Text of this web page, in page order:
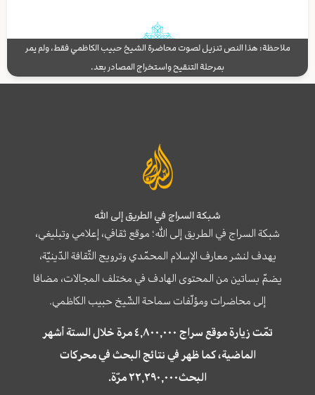
ملاحظة: هذا النص تنزيل لصوت محاضرة الشيخ حبيب الكاظمي فقط، ولم يمر
بمرحلة التنقيح واستخراج المصادر بعد.
شبكة السراج في الطريق إلى الله
شبكة السراج في الطريق إلى الله؛ موقع ثقافي، إعلامي وتبليغي،
يهدف لنشر معارف الإسلام المحمّدي وترويج الثّقافة الدّينيّة،
يضمّ بساتين من المحتوى الهادف في مختلف المجالات، مضافا
إلى محاضرات ومؤلّفات سماحة الشّيخ حبيب الكاظمي.
تمّت زيارة موقع سراج ٤,٨٠٠,٠٠٠ مرة خلال الستة أشهر
الماضية، كما ظهر في نتائج البحث في محركات
البحث٢٢,٢٩٠,٠٠٠ مرّة.